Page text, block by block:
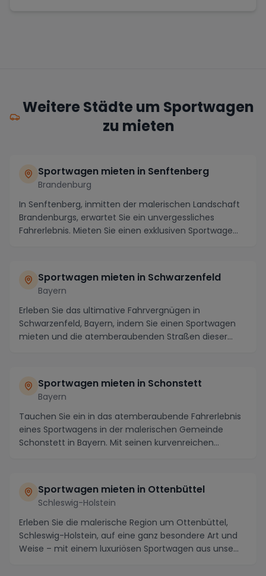
Weitere Städte um Sportwagen
zu mieten
Sportwagen mieten in Senftenberg
Brandenburg
In Senftenberg, inmitten der malerischen Landschaft
Brandenburgs, erwartet Sie ein unvergessliches
Fahrerlebnis. Mieten Sie einen exklusiven Sportwage...
Sportwagen mieten in Schwarzenfeld
Bayern
Erleben Sie das ultimative Fahrvergnügen in
Schwarzenfeld, Bayern, indem Sie einen Sportwagen
mieten und die atemberaubenden Straßen dieser
Sportwagen mieten in Schonstett
Bayern
Tauchen Sie ein in das atemberaubende Fahrerlebnis
eines Sportwagens in der malerischen Gemeinde
Schonstett in Bayern. Mit seinen kurvenreichen
Sportwagen mieten in Ottenbüttel
Schleswig-Holstein
Erleben Sie die malerische Region um Ottenbüttel,
Schleswig-Holstein, auf eine ganz besondere Art und
Weise – mit einem luxuriösen Sportwagen aus unse...